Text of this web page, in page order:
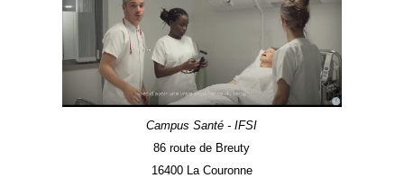
Campus Santé - IFSI
86 route de Breuty
16400 La Couronne